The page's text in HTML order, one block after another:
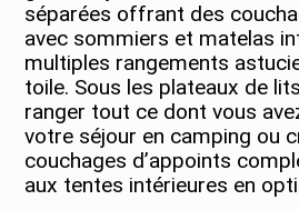
séparées offrant des
avec sommiers et matelas
multiples rangements
toile. Sous les plateaux de
ranger tout ce dont vous
votre séjour en camping ou
couchages d’appoints
aux tentes intérieures en